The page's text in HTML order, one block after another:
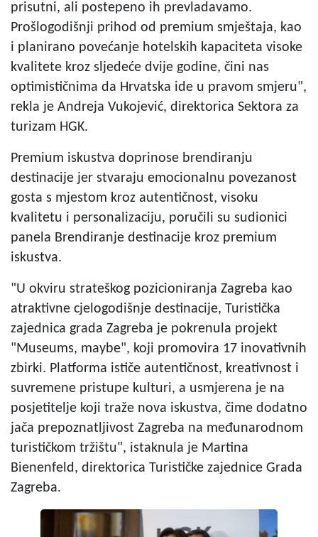
prisutni, ali postepeno ih prevladavamo.
Prošlogodišnji prihod od premium smještaja, kao
i planirano povećanje hotelskih kapaciteta visoke
kvalitete kroz sljedeće dvije godine, čini nas
optimističnima da Hrvatska ide u pravom smjeru",
rekla je Andreja Vukojević, direktorica Sektora za
turizam HGK.
Premium iskustva doprinose brendiranju
destinacije jer stvaraju emocionalnu povezanost
gosta s mjestom kroz autentičnost, visoku
kvalitetu i personalizaciju, poručili su sudionici
panela Brendiranje destinacije kroz premium
iskustva.
"U okviru strateškog pozicioniranja Zagreba kao
atraktivne cjelogodišnje destinacije, Turistička
zajednica grada Zagreba je pokrenula projekt
"Museums, maybe", koji promovira 17 inovativnih
zbirki. Platforma ističe autentičnost, kreativnost i
suvremene pristupe kulturi, a usmjerena je na
posjetitelje koji traže nova iskustva, čime dodatno
jača prepoznatljivost Zagreba na međunarodnom
turističkom tržištu", istaknula je Martina
Bienenfeld, direktorica Turističke zajednice Grada
Zagreba.